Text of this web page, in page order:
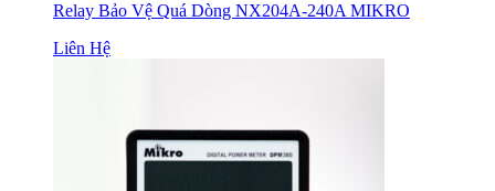
Relay Bảo Vệ Quá Dòng NX204A-240A MIKRO
Liên Hệ